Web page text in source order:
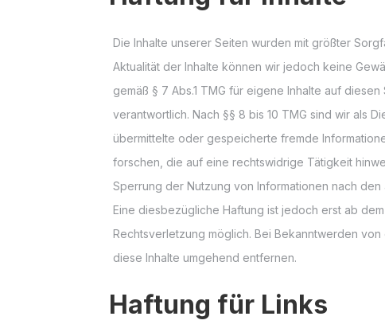
Die Inhalte unserer Seiten wurden mit größter
Aktualität der Inhalte können wir jedoch keine
gemäß § 7 Abs.1 TMG für eigene Inhalte auf
verantwortlich. Nach §§ 8 bis 10 TMG sind wir als
übermittelte oder gespeicherte fremde
forschen, die auf eine rechtswidrige Tätigkeit
Sperrung der Nutzung von Informationen nach
Eine diesbezügliche Haftung ist jedoch erst ab
Rechtsverletzung möglich. Bei Bekanntwerden
diese Inhalte umgehend entfernen.
Haftung für Links